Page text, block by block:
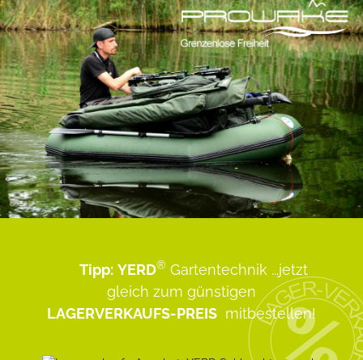
Tipp: YERD® Gartentechnik ...jetzt
gleich zum günstigen
LAGERVERKAUFS-PREIS mitbestellen!